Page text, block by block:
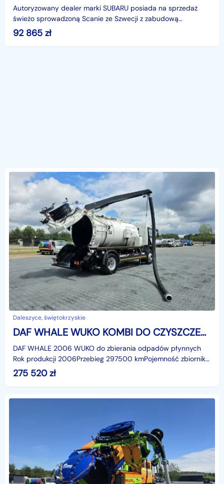
Autoryzowany dealer marki SUBARU posiada na sprzedaż
świeżo sprowadzoną Scanie ze Szwecji z zabudową
ŚMIECIARKI marki JOAB ANACONDA z dwoma komorami
ładowanymi
92 865 zł
Daleszyce, świętokrzyskie
DAF WHALE WUKO KOMBI DO CZYSZCZENIA KANAŁÓW WUKO asenizacyjny separator beczka odpady czyszczenie kanalizacja
DAF WHALE 2006 WUKO do zbierania odpadów płynnych
Rok produkcji 2006Przebieg 297500 kmPojemność zbiornika
275 520zł